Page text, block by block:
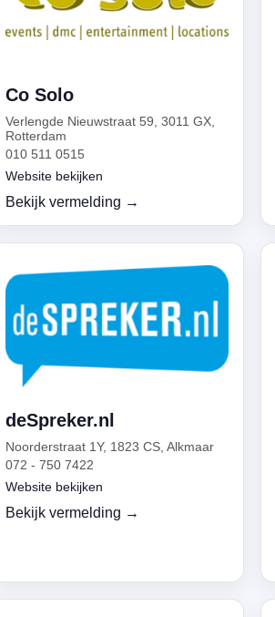
Co Solo
Verlengde Nieuwstraat 59, 3011 GX,
Rotterdam
010 511 0515
Website bekijken
Bekijk vermelding →
deSpreker.nl
Noorderstraat 1Y, 1823 CS, Alkmaar
072 - 750 7422
Website bekijken
Bekijk vermelding →